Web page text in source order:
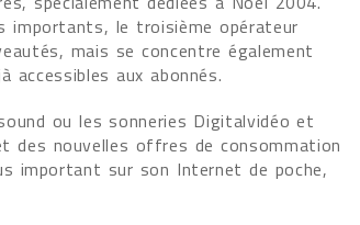
importants, le troisième opérateur
mais se concentre également
aux abonnés.
ou les sonneries Digitalvidéo et
des nouvelles offres de consommation
important sur son Internet de poche,